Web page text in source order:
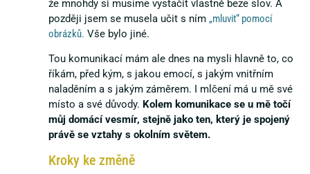
že mnohdy si musíme vystačit vlastně beze slov. A
později jsem se musela učit s ním „mluvit“ pomocí
obrázků. Vše bylo jiné.
Tou komunikací mám ale dnes na mysli hlavně to, co
říkám, před kým, s jakou emocí, s jakým vnitřním
naladěním a s jakým záměrem. I mlčení má u mě své
místo a své důvody. Kolem komunikace se u mě točí
můj domácí vesmír, stejně jako ten, který je spojený
právě se vztahy s okolním světem.
Kroky ke změně